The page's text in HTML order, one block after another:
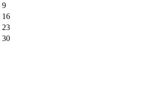
9
16
23
30